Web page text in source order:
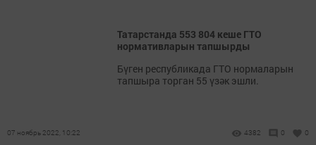
Татарстанда 553 804 кеше ГТО
нормативларын тапшырды
Бүген республикада ГТО нормаларын
тапшыра торган 55 үзәк эшли.
07 ноябрь 2022, 10:22 4382 0 0